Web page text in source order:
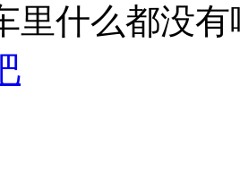
里什么都没有